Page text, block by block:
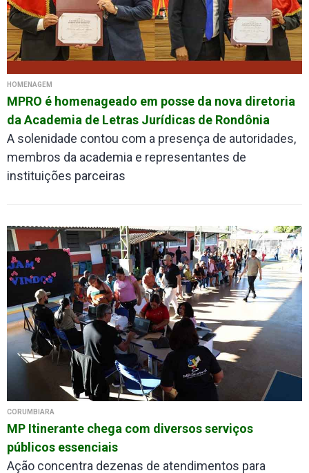
HOMENAGEM
MPRO é homenageado em posse da nova diretoria
da Academia de Letras Jurídicas de Rondônia
A solenidade contou com a presença de autoridades,
membros da academia e representantes de
instituições parceiras
CORUMBIARA
MP Itinerante chega com diversos serviços
públicos essenciais
Ação concentra dezenas de atendimentos para